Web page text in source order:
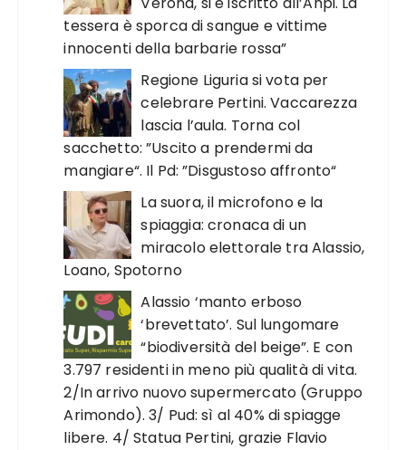
tessera è sporca di sangue e vittime
innocenti della barbarie rossa”
Regione Liguria si vota per
celebrare Pertini. Vaccarezza
lascia l’aula. Torna col
sacchetto: ”Uscito a prendermi da
mangiare“. Il Pd: ”Disgustoso affronto“
La suora, il microfono e la
spiaggia: cronaca di un
miracolo elettorale tra Alassio,
Loano, Spotorno
Alassio ‘manto erboso
‘brevettato’. Sul lungomare
“biodiversità del beige”. E con
3.797 residenti in meno più qualità di vita.
2/In arrivo nuovo supermercato (Gruppo
Arimondo). 3/ Pud: sì al 40% di spiagge
libere. 4/ Statua Pertini, grazie Flavio